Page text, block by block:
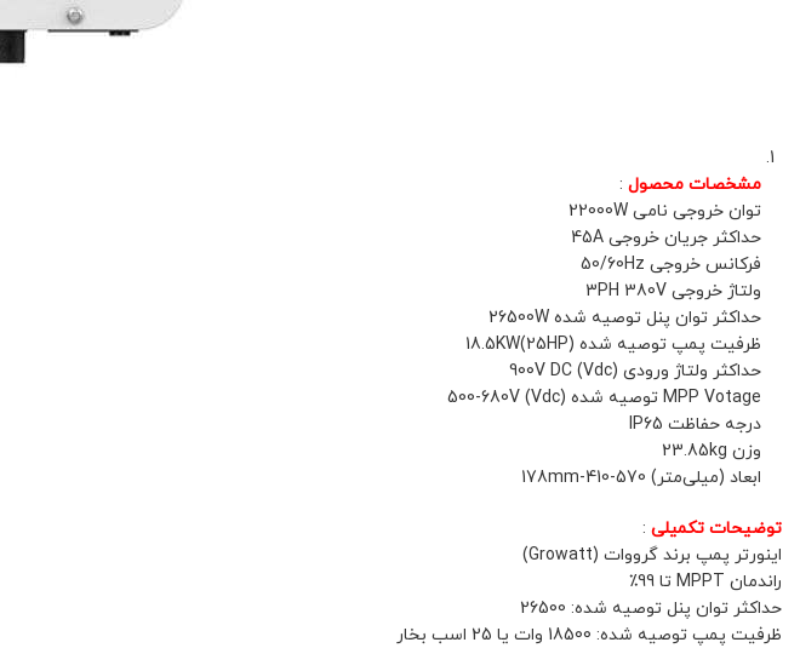
مشخصات محصول :
توان خروجی نامی 22000W
حداکثر جریان خروجی 45A
فرکانس خروجی 50/60Hz
ولتاژ خروجی 3PH 380V
حداکثر توان پنل توصیه شده 26500W
ظرفیت پمپ توصیه شده 18.5KW(25HP)
حداکثر ولتاژ ورودی DC (Vdc)‏ 900V
درجه حفاظت IP65
وزن 23.85kg
ابعاد (میلی‌متر) 570-410-178mm
توضیحات تکمیلی :
اینورتر پمپ برند گرووات (Growatt)
راندمان MPPT تا 99٪
حداکثر توان پنل توصیه شده: 26500
ظرفیت پمپ توصیه شده: 18500 وات یا 25 اسب بخار